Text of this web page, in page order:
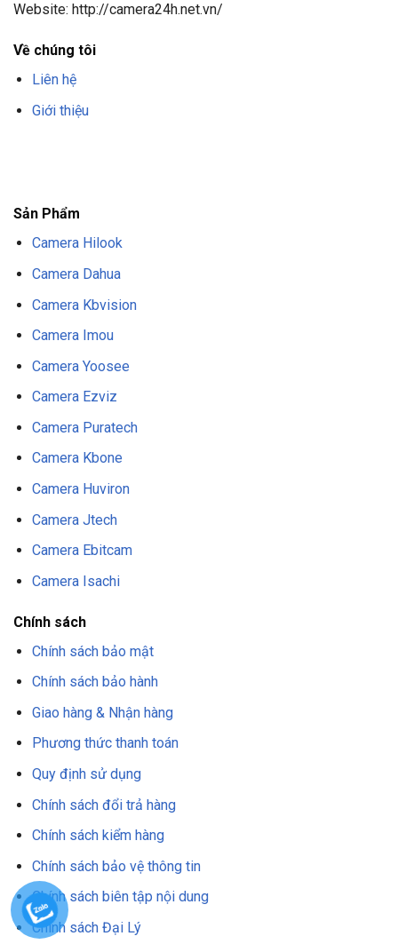
Website: http://camera24h.net.vn/
Về chúng tôi
Liên hệ
Giới thiệu
Sản Phẩm
Camera Hilook
Camera Dahua
Camera Kbvision
Camera Imou
Camera Yoosee
Camera Ezviz
Camera Puratech
Camera Kbone
Camera Huviron
Camera Jtech
Camera Ebitcam
Camera Isachi
Chính sách
Chính sách bảo mật
Chính sách bảo hành
Giao hàng & Nhận hàng
Phương thức thanh toán
Quy định sử dụng
Chính sách đổi trả hàng
Chính sách kiểm hàng
Chính sách bảo vệ thông tin
Chính sách biên tập nội dung
Chính sách Đại Lý